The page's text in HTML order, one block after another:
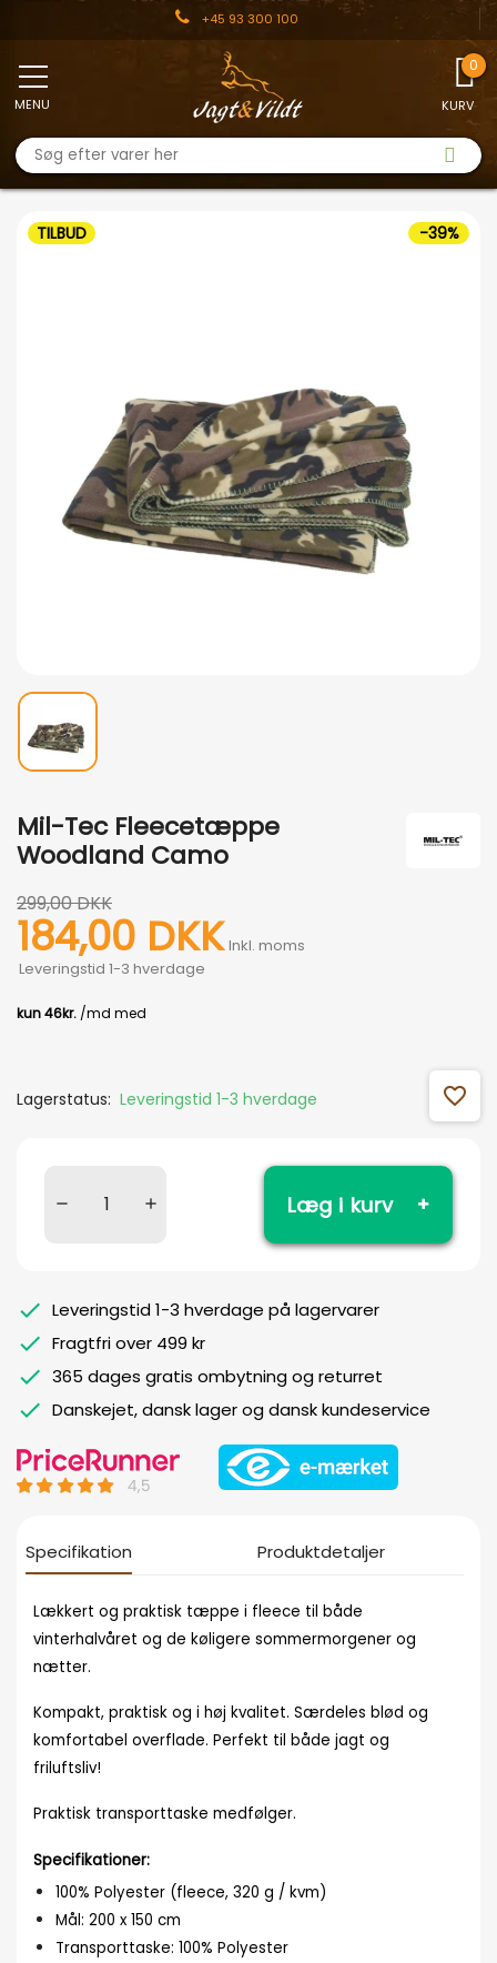
+45 93 300 100
KURV
MENU
TILBUD -39%
Mil-Tec Fleecetæppe
Woodland Camo
299,00 DKK
184,00 DKK Inkl. moms
Leveringstid 1-3 hverdage
Lagerstatus: Leveringstid 1-3 hverdage favorite_outline
Læg i kurv
Leveringstid 1-3 hverdage på lagervarer
Fragtfri over 499 kr
365 dages gratis ombytning og returret
Danskejet, dansk lager og dansk kundeservice
Specifikation Produktdetaljer
Lækkert og praktisk tæppe i fleece til både
vinterhalvåret og de køligere sommermorgener og
nætter.
Kompakt, praktisk og i høj kvalitet. Særdeles blød og
komfortabel overflade. Perfekt til både jagt og
friluftsliv!
Praktisk transporttaske medfølger.
Specifikationer:
100% Polyester (fleece, 320 g / kvm)
Mål: 200 x 150 cm
Transporttaske: 100% Polyester